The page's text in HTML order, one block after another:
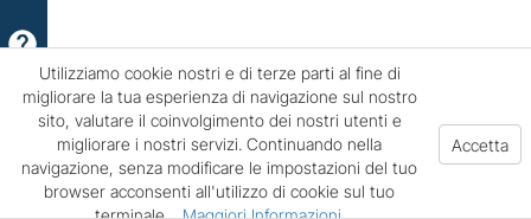
Utilizziamo cookie nostri e di terze parti al fine di
migliorare la tua esperienza di navigazione sul nostro
sito, valutare il coinvolgimento dei nostri utenti e
migliorare i nostri servizi. Continuando nella
navigazione, senza modificare le impostazioni del tuo
browser acconsenti all'utilizzo di cookie sul tuo
terminale.
Maggiori Informazioni.